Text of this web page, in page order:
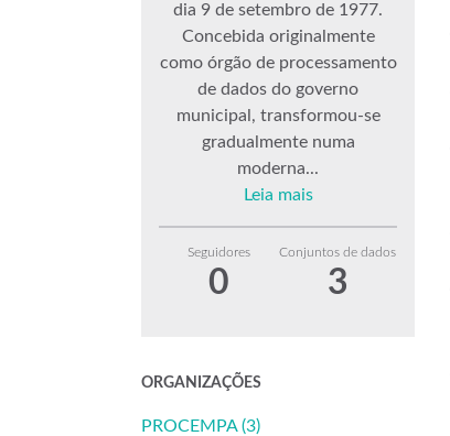
dia 9 de setembro de 1977.
Concebida originalmente
como órgão de processamento
de dados do governo
municipal, transformou-se
gradualmente numa
moderna...
Leia mais
Seguidores
0
Conjuntos de dados
3
ORGANIZAÇÕES
PROCEMPA (3)